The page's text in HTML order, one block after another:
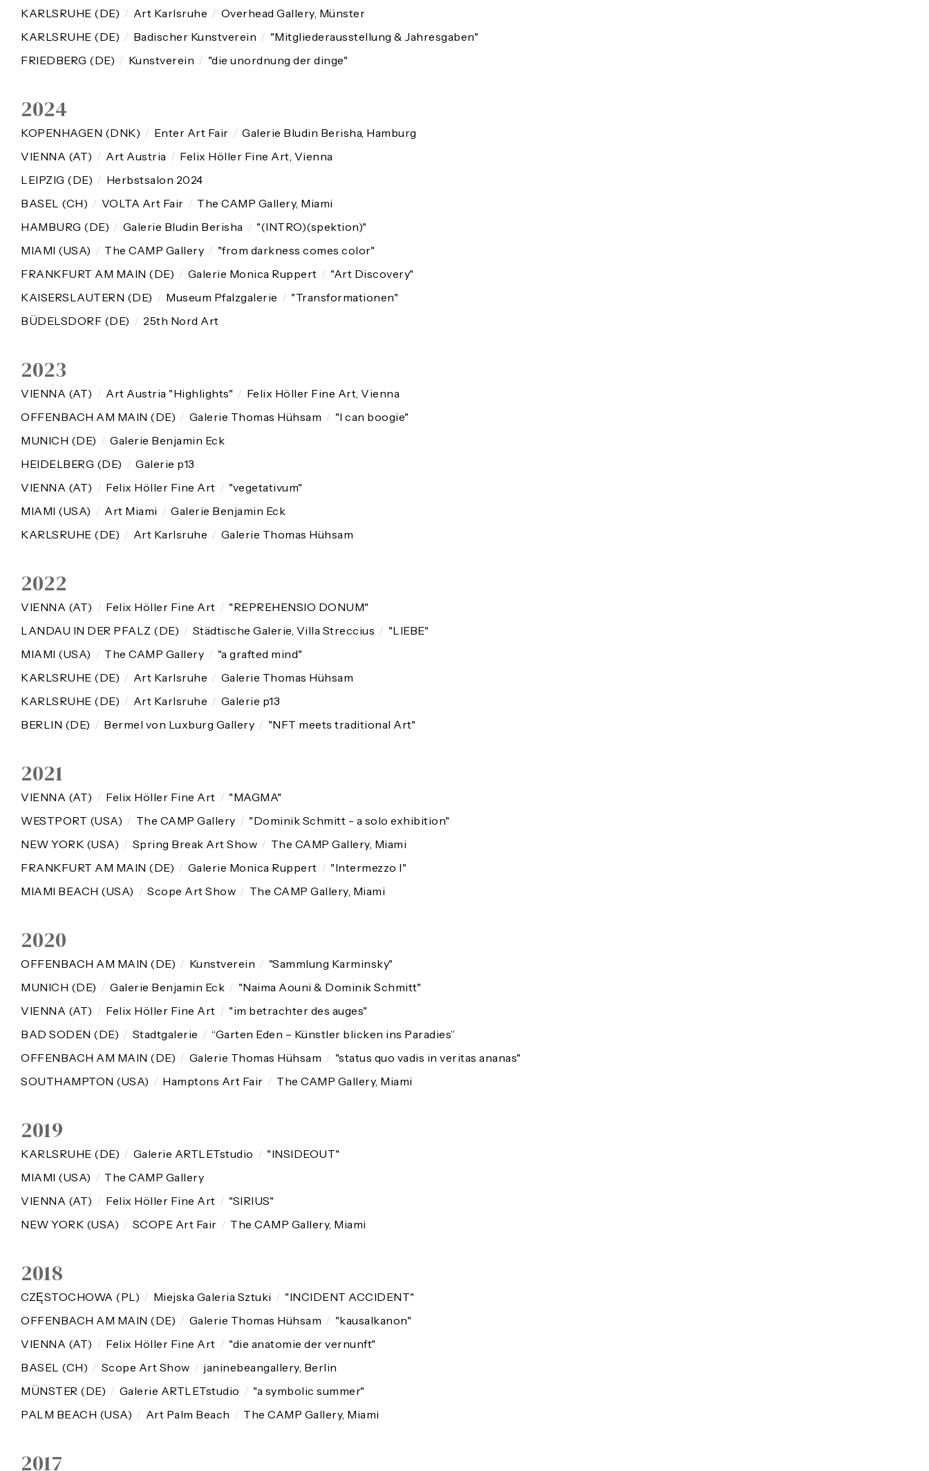
KARLSRUHE (DE) / Art Karlsruhe / Overhead Gallery, Münster
KARLSRUHE (DE) / Badischer Kunstverein / "Mitgliederausstellung & Jahresgaben"
FRIEDBERG (DE) / Kunstverein / "die unordnung der dinge"
2024
KOPENHAGEN (DNK) / Enter Art Fair / Galerie Bludin Berisha, Hamburg
VIENNA (AT) / Art Austria / Felix Höller Fine Art, Vienna
LEIPZIG (DE) / Herbstsalon 2024
BASEL (CH) / VOLTA Art Fair / The CAMP Gallery, Miami
HAMBURG (DE) / Galerie Bludin Berisha / "(INTRO)(spektion)"
MIAMI (USA) / The CAMP Gallery / "from darkness comes color"
FRANKFURT AM MAIN (DE) / Galerie Monica Ruppert / "Art Discovery"
KAISERSLAUTERN (DE) / Museum Pfalzgalerie / "Transformationen"
BÜDELSDORF (DE) / 25th Nord Art
2023
VIENNA (AT) / Art Austria "Highlights" / Felix Höller Fine Art, Vienna
OFFENBACH AM MAIN (DE) / Galerie Thomas Hühsam / "I can boogie"
MUNICH (DE) / Galerie Benjamin Eck
HEIDELBERG (DE) / Galerie p13
VIENNA (AT) / Felix Höller Fine Art / "vegetativum"
MIAMI (USA) / Art Miami / Galerie Benjamin Eck
KARLSRUHE (DE) / Art Karlsruhe / Galerie Thomas Hühsam
2022
VIENNA (AT) / Felix Höller Fine Art / "REPREHENSIO DONUM"
LANDAU IN DER PFALZ (DE) / Städtische Galerie, Villa Streccius / "LIEBE"
MIAMI (USA) / The CAMP Gallery / "a grafted mind"
KARLSRUHE (DE) / Art Karlsruhe / Galerie Thomas Hühsam
KARLSRUHE (DE) / Art Karlsruhe / Galerie p13
BERLIN (DE) / Bermel von Luxburg Gallery / "NFT meets traditional Art"
2021
VIENNA (AT) / Felix Höller Fine Art / "MAGMA"
WESTPORT (USA) / The CAMP Gallery / "Dominik Schmitt - a solo exhibition"
NEW YORK (USA) / Spring Break Art Show / The CAMP Gallery, Miami
FRANKFURT AM MAIN (DE) / Galerie Monica Ruppert / "Intermezzo I"
MIAMI BEACH (USA) / Scope Art Show / The CAMP Gallery, Miami
2020
OFFENBACH AM MAIN (DE) / Kunstverein / "Sammlung Karminsky"
MUNICH (DE) / Galerie Benjamin Eck / "Naima Aouni & Dominik Schmitt"
VIENNA (AT) / Felix Höller Fine Art / "im betrachter des auges"
BAD SODEN (DE) / Stadtgalerie / “Garten Eden – Künstler blicken ins Paradies”
OFFENBACH AM MAIN (DE) / Galerie Thomas Hühsam / "status quo vadis in veritas ananas"
SOUTHAMPTON (USA) / Hamptons Art Fair / The CAMP Gallery, Miami
2019
KARLSRUHE (DE) / Galerie ARTLETstudio / "INSIDEOUT"
MIAMI (USA) / The CAMP Gallery
VIENNA (AT) / Felix Höller Fine Art / "SIRIUS"
NEW YORK (USA) / SCOPE Art Fair / The CAMP Gallery, Miami
2018
CZĘSTOCHOWA (PL) / Miejska Galeria Sztuki / "INCIDENT ACCIDENT"
OFFENBACH AM MAIN (DE) / Galerie Thomas Hühsam / "kausalkanon"
VIENNA (AT) / Felix Höller Fine Art / "die anatomie der vernunft"
BASEL (CH) / Scope Art Show / janinebeangallery, Berlin
MÜNSTER (DE) / Galerie ARTLETstudio / "a symbolic summer"
PALM BEACH (USA) / Art Palm Beach / The CAMP Gallery, Miami
2017